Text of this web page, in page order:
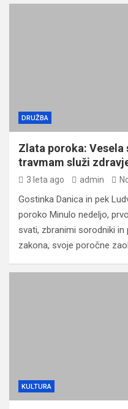
DRUŽBA
Zlata poroka: Vesela
travmam služi
3 leta ago admin
Gostinka Danica in pek
poroko Minulo nedeljo,
svati, zbranimi sorodniki in
zakona, svoje poročne
KULTURA